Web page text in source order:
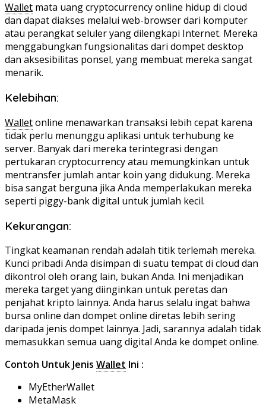
Wallet mata uang cryptocurrency online hidup di cloud
dan dapat diakses melalui web-browser dari komputer
atau perangkat seluler yang dilengkapi Internet. Mereka
menggabungkan fungsionalitas dari dompet desktop
dan aksesibilitas ponsel, yang membuat mereka sangat
menarik.
Kelebihan:
Walletonline menawarkan transaksi lebih cepat karena
tidak perlu menunggu aplikasi untuk terhubung ke
server. Banyak dari mereka terintegrasi dengan
pertukaran cryptocurrency atau memungkinkan untuk
mentransfer jumlah antar koin yang didukung. Mereka
bisa sangat berguna jika Anda memperlakukan mereka
seperti piggy-bank digital untuk jumlah kecil.
Kekurangan:
Tingkat keamanan rendah adalah titik terlemah mereka.
Kunci pribadi Anda disimpan di suatu tempat di cloud dan
dikontrol oleh orang lain, bukan Anda. Ini menjadikan
mereka target yang diinginkan untuk peretas dan
penjahat kripto lainnya. Anda harus selalu ingat bahwa
bursa online dan dompet online diretas lebih sering
daripada jenis dompet lainnya. Jadi, sarannya adalah tidak
memasukkan semua uang digital Anda ke dompet online.
Contoh Untuk Jenis Wallet Ini :
MyEtherWallet
MetaMask